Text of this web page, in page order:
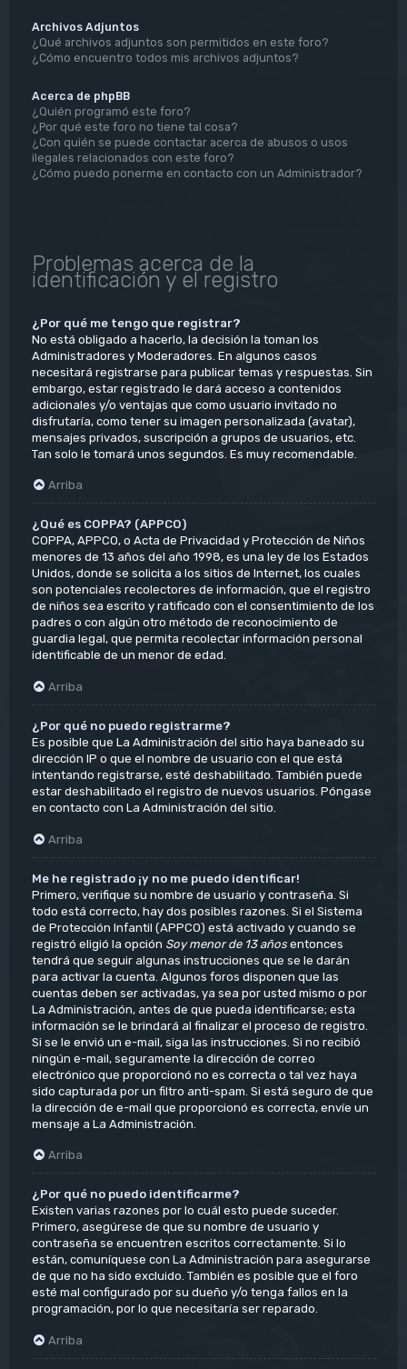
Archivos Adjuntos
¿Qué archivos adjuntos son permitidos en este foro?
¿Cómo encuentro todos mis archivos adjuntos?
Acerca de phpBB
¿Quién programó este foro?
¿Por qué este foro no tiene tal cosa?
¿Con quién se puede contactar acerca de abusos o usos
ilegales relacionados con este foro?
¿Cómo puedo ponerme en contacto con un Administrador?
Problemas acerca de la
identificación y el registro
¿Por qué me tengo que registrar?
No está obligado a hacerlo, la decisión la toman los
Administradores y Moderadores. En algunos casos
necesitará registrarse para publicar temas y respuestas. Sin
embargo, estar registrado le dará acceso a contenidos
adicionales y/o ventajas que como usuario invitado no
disfrutaría, como tener su imagen personalizada (avatar),
mensajes privados, suscripción a grupos de usuarios, etc.
Tan solo le tomará unos segundos. Es muy recomendable.
Arriba
¿Qué es COPPA? (APPCO)
COPPA, APPCO, o Acta de Privacidad y Protección de Niños
menores de 13 años del año 1998, es una ley de los Estados
Unidos, donde se solicita a los sitios de Internet, los cuales
son potenciales recolectores de información, que el registro
de niños sea escrito y ratificado con el consentimiento de los
padres o con algún otro método de reconocimiento de
guardia legal, que permita recolectar información personal
identificable de un menor de edad.
Arriba
¿Por qué no puedo registrarme?
Es posible que La Administración del sitio haya baneado su
dirección IP o que el nombre de usuario con el que está
intentando registrarse, esté deshabilitado. También puede
estar deshabilitado el registro de nuevos usuarios. Póngase
en contacto con La Administración del sitio.
Arriba
Me he registrado ¡y no me puedo identificar!
Primero, verifique su nombre de usuario y contraseña. Si
todo está correcto, hay dos posibles razones. Si el Sistema
de Protección Infantil (APPCO) está activado y cuando se
registró eligió la opción Soy menor de 13 añosentonces
tendrá que seguir algunas instrucciones que se le darán
para activar la cuenta. Algunos foros disponen que las
cuentas deben ser activadas, ya sea por usted mismo o por
La Administración, antes de que pueda identificarse; esta
información se le brindará al finalizar el proceso de registro.
Si se le envió un e-mail, siga las instrucciones. Si no recibió
ningún e-mail, seguramente la dirección de correo
electrónico que proporcionó no es correcta o tal vez haya
sido capturada por un filtro anti-spam. Si está seguro de que
la dirección de e-mail que proporcionó es correcta, envíe un
mensaje a La Administración.
Arriba
¿Por qué no puedo identificarme?
Existen varias razones por lo cuál esto puede suceder.
Primero, asegúrese de que su nombre de usuario y
contraseña se encuentren escritos correctamente. Si lo
están, comuníquese con La Administración para asegurarse
de que no ha sido excluido. También es posible que el foro
esté mal configurado por su dueño y/o tenga fallos en la
programación, por lo que necesitaría ser reparado.
Arriba